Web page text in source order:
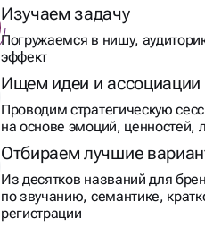
Изучаем задачу
Погружаемся в нишу,
эффект
Ищем идеи и ассоциации
Проводим стратегическую
на основе эмоций, ценностей,
Отбираем лучшие
Из десятков названий для
по звучанию, семантике,
регистрации